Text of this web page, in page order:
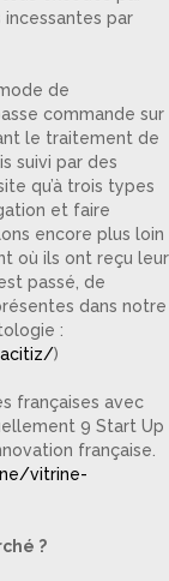
par
de
commande sur
le traitement de
suivi par des
qu’à trois types
et faire
encore plus loin
où ils ont reçu leur
passé, de
dans notre
:
)
françaises avec
9 Start Up
française.
vitrine-
?